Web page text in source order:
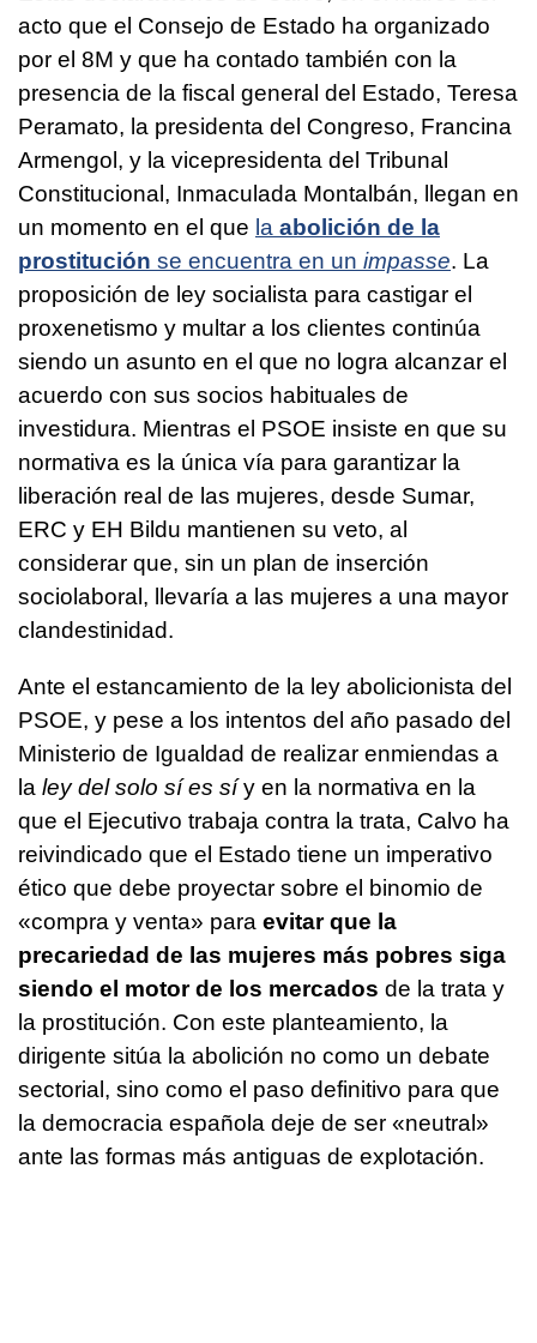
acto que el Consejo de Estado ha organizado
por el 8M y que ha contado también con la
presencia de la fiscal general del Estado, Teresa
Peramato, la presidenta del Congreso, Francina
Armengol, y la vicepresidenta del Tribunal
Constitucional, Inmaculada Montalbán, llegan en
un momento en el que la abolición de la
prostitución se encuentra en un impasse. La
proposición de ley socialista para castigar el
proxenetismo y multar a los clientes continúa
siendo un asunto en el que no logra alcanzar el
acuerdo con sus socios habituales de
investidura. Mientras el PSOE insiste en que su
normativa es la única vía para garantizar la
liberación real de las mujeres, desde Sumar,
ERC y EH Bildu mantienen su veto, al
considerar que, sin un plan de inserción
sociolaboral, llevaría a las mujeres a una mayor
clandestinidad.
Ante el estancamiento de la ley abolicionista del
PSOE, y pese a los intentos del año pasado del
Ministerio de Igualdad de realizar enmiendas a
la ley del solo sí es síy en la normativa en la
que el Ejecutivo trabaja contra la trata, Calvo ha
reivindicado que el Estado tiene un imperativo
ético que debe proyectar sobre el binomio de
«compra y venta» para evitar que la
precariedad de las mujeres más pobres siga
siendo el motor de los mercados de la trata y
la prostitución. Con este planteamiento, la
dirigente sitúa la abolición no como un debate
sectorial, sino como el paso definitivo para que
la democracia española deje de ser «neutral»
ante las formas más antiguas de explotación.